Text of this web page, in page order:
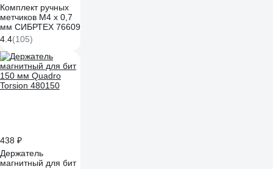
Комплект ручных
метчиков М4 х 0,7
мм СИБРТЕХ 76609
4.4(105)
438 ₽
Держатель
магнитный для бит